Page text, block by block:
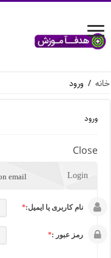
خانه / ورود
ورود
Close
Login
email?
نام کاربری یا ایمیل:*
رمز عبور :*